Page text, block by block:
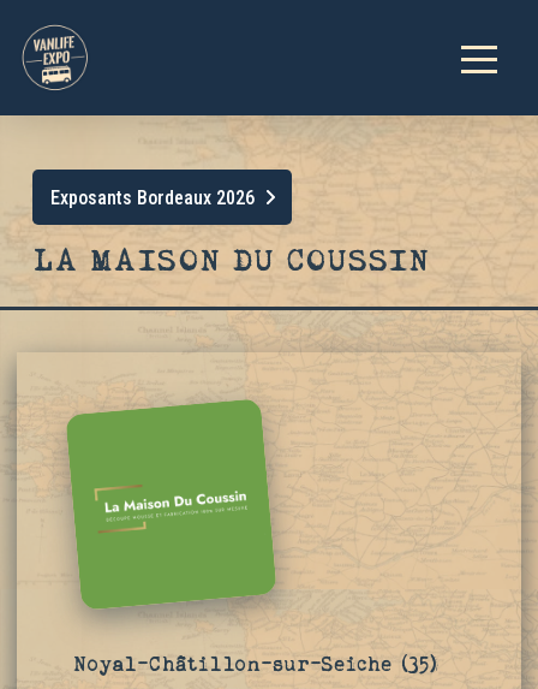
Exposants Bordeaux 2026
LA MAISON DU COUSSIN
Noyal-Châtillon-sur-Seiche (35)